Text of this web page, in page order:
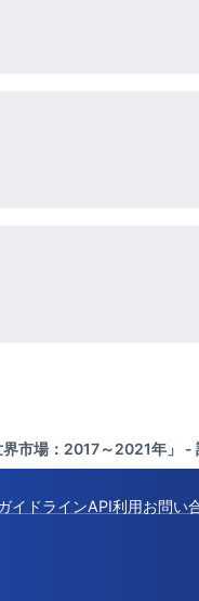
市場：2017～2021年」 -
イドラインAPI利用お問い